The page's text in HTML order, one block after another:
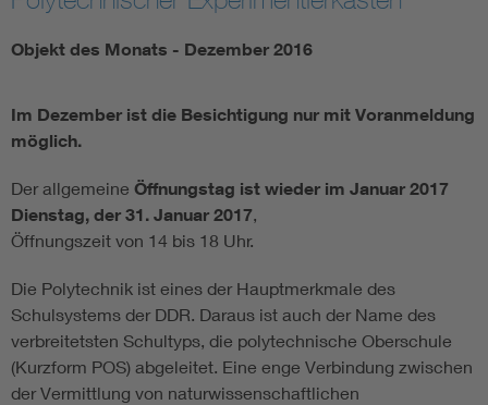
Objekt des Monats - Dezember 2016
Im Dezember ist die Besichtigung nur mit Voranmeldung
möglich.
Der allgemeine Öffnungstag ist wieder im Januar 2017
Dienstag, der 31. Januar 2017,
Öffnungszeit von 14 bis 18 Uhr.
Die Polytechnik ist eines der Hauptmerkmale des
Schulsystems der DDR. Daraus ist auch der Name des
verbreitetsten Schultyps, die polytechnische Oberschule
(Kurzform POS) abgeleitet. Eine enge Verbindung zwischen
der Vermittlung von naturwissenschaftlichen